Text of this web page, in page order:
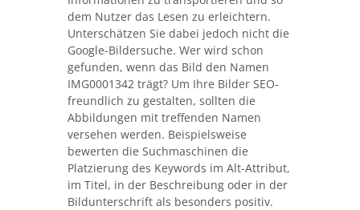
dem Nutzer das Lesen zu erleichtern.
Unterschätzen Sie dabei jedoch nicht die
Google-Bildersuche. Wer wird schon
gefunden, wenn das Bild den Namen
IMG0001342 trägt? Um Ihre Bilder SEO-
freundlich zu gestalten, sollten die
Abbildungen mit treffenden Namen
versehen werden. Beispielsweise
bewerten die Suchmaschinen die
Platzierung des Keywords im Alt-Attribut,
im Titel, in der Beschreibung oder in der
Bildunterschrift als besonders positiv.